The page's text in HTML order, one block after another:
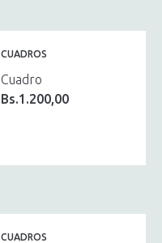
CUADROS
Cuadro
Bs.1.200,00
CUADROS